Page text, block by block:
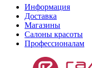
Информация
Доставка
Магазины
Салоны красоты
Профессионалам